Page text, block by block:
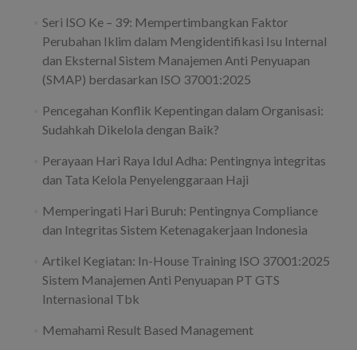
Seri ISO Ke – 39: Mempertimbangkan Faktor
Perubahan Iklim dalam Mengidentifikasi Isu Internal
dan Eksternal Sistem Manajemen Anti Penyuapan
(SMAP) berdasarkan ISO 37001:2025
Pencegahan Konflik Kepentingan dalam Organisasi:
Sudahkah Dikelola dengan Baik?
Perayaan Hari Raya Idul Adha: Pentingnya integritas
dan Tata Kelola Penyelenggaraan Haji
Memperingati Hari Buruh: Pentingnya Compliance
dan Integritas Sistem Ketenagakerjaan Indonesia
Artikel Kegiatan: In-House Training ISO 37001:2025
Sistem Manajemen Anti Penyuapan PT GTS
Internasional Tbk
Memahami Result Based Management